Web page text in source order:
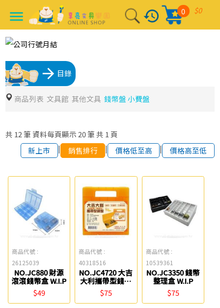
menu history $0
0
arrow_forward 目錄
商品列表 文具館 其他文具 錢幣盤 小費盤
共 12 筆 資料每頁顯示 20筆 共 1 頁
新上市
| 銷售排行 | 價格低至高 | 價格高至低
商品代號 :
26125039
NO.JC880 財源
滾滾錢幣盒 W.I.P
$49
商品代號 :
40318516
NO.JC4720 大吉
大利攜帶型錢盤
W.I.P
$75
商品代號 :
10539361
NO.JC3350 錢幣
整理盒 W.I.P
$75